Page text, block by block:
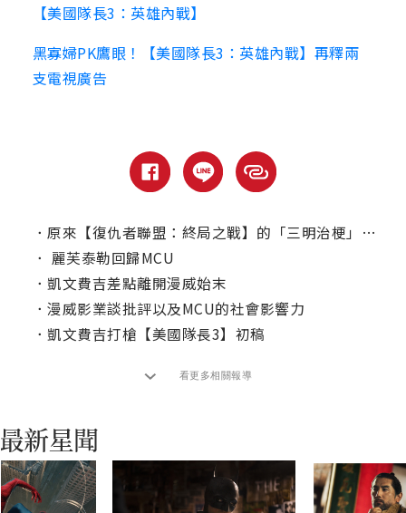
【美國隊長3：英雄內戰】
黑寡婦PK鷹眼！【美國隊長3：英雄內戰】再釋兩
支電視廣告
． 原來【復仇者聯盟：終局之戰】的「三明治梗」是這樣來的？
． 麗芙泰勒回歸MCU
． 凱文費吉差點離開漫威始末
． 漫威影業談批評以及MCU的社會影響力
． 凱文費吉打槍【美國隊長3】初稿
看更多相關報導